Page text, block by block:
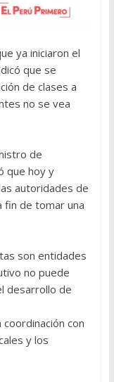
ya iniciaron el
que se
de clases a
no se vea
de
que hoy y
autoridades de
de tomar una
son entidades
no puede
desarrollo de
con
y los